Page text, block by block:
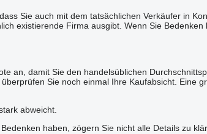
Sie auch mit dem tatsächlichen Verkäufer in
existierende Firma ausgibt. Wenn Sie
an, damit Sie den handelsüblichen
Sie noch einmal Ihre Kaufabsicht. Eine
abweicht.
haben, zögern Sie nicht alle Details zu